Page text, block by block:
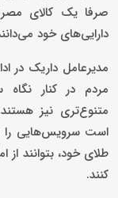
صرفا یک کالای
دارایی‌های خود
مدیرعامل داریک در
مردم در کنار نگاه
متنوع‌تری نیز
است سرویس‌هایی را
طلای خود، بتوانند از
کنند.